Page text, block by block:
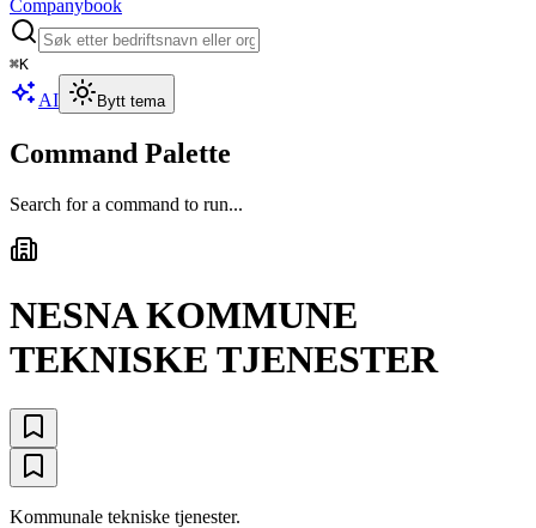
Companybook
⌘K
AI Bytt tema
Command Palette
Search for a command to run...
NESNA KOMMUNE
TEKNISKE TJENESTER
Kommunale tekniske tjenester.